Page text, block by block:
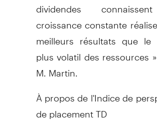
dividendes
croissance constante
meilleurs résultats que le
plus volatil des ressources
M. Martin.
À propos de l'Indice de
de placement TD